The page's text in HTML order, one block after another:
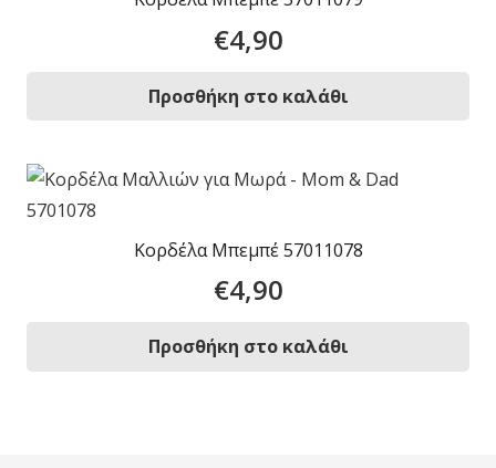
€4,90
Προσθήκη στο καλάθι
Κορδέλα Μπεμπέ 57011078
€4,90
Προσθήκη στο καλάθι